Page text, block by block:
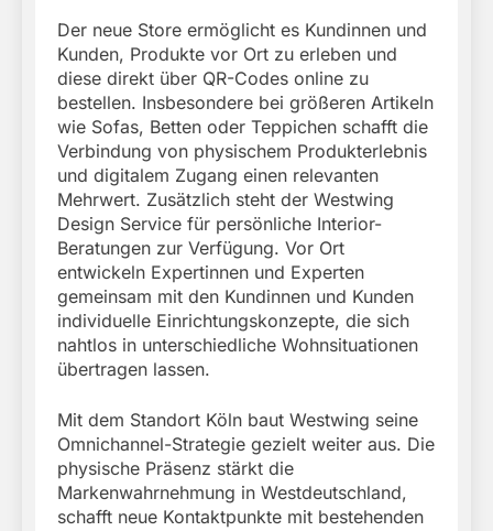
Der neue Store ermöglicht es Kundinnen und
Kunden, Produkte vor Ort zu erleben und
diese direkt über QR-Codes online zu
bestellen. Insbesondere bei größeren Artikeln
wie Sofas, Betten oder Teppichen schafft die
Verbindung von physischem Produkterlebnis
und digitalem Zugang einen relevanten
Mehrwert. Zusätzlich steht der Westwing
Design Service für persönliche Interior-
Beratungen zur Verfügung. Vor Ort
entwickeln Expertinnen und Experten
gemeinsam mit den Kundinnen und Kunden
individuelle Einrichtungskonzepte, die sich
nahtlos in unterschiedliche Wohnsituationen
übertragen lassen.
Mit dem Standort Köln baut Westwing seine
Omnichannel-Strategie gezielt weiter aus. Die
physische Präsenz stärkt die
Markenwahrnehmung in Westdeutschland,
schafft neue Kontaktpunkte mit bestehenden